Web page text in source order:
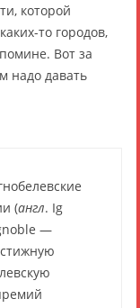
которой
то городов,
Вот за
надо давать
(англ. Ig
—